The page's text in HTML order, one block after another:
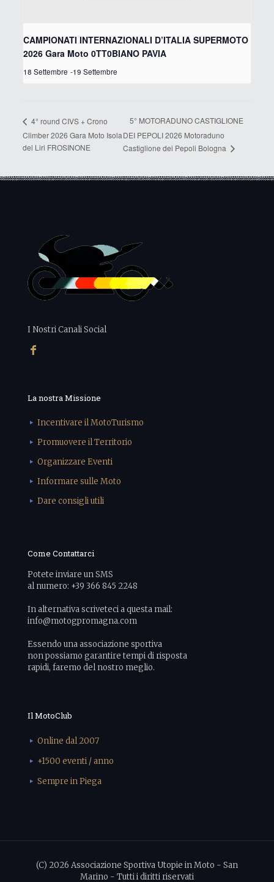
CAMPIONATI INTERNAZIONALI D’ITALIA SUPERMOTO
2026 Gara Moto 0TT0BIANO PAVIA
18 Settembre -19 Settembre
4° round CIVS + Crono
Climber 2026 Gara Moto Isola
del Liri FROSINONE
5° MOTORADUNO CASTIGLIONE
DEI PEPOLI 2026 Motoraduno
Castiglione dei Pepoli Bologna
I Nostri Canali Social
La nostra Missione
Incentivare il MotoTurismo
Promuovere il Territorio
Organizzare Eventi
Informare sulle Moto
Dare consigli utili
Come Contattarci
Potete inviare un SMS
al numero: +39 366 845 2248
In alternativa scriveteci a questa mail:
info@motogpromagna.com
Essendo una associazione sportiva
non possiamo garantire tempi di risposta
rapidi, faremo del nostro meglio.
Il MotoClub
Online dal 2007
+1500 eventi / anno
Sempre in Piega
(C) 2026 Associazione Sportiva Utopie in Moto - San
Marino - Tutti i diritti riservati